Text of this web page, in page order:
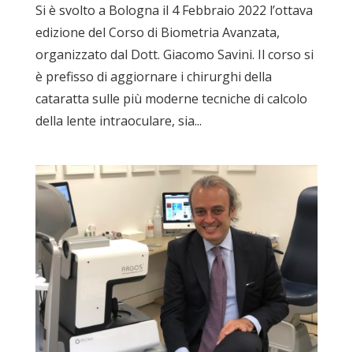
Si è svolto a Bologna il 4 Febbraio 2022 l’ottava
edizione del Corso di Biometria Avanzata,
organizzato dal Dott. Giacomo Savini. Il corso si
è prefisso di aggiornare i chirurghi della
cataratta sulle più moderne tecniche di calcolo
della lente intraoculare, sia...